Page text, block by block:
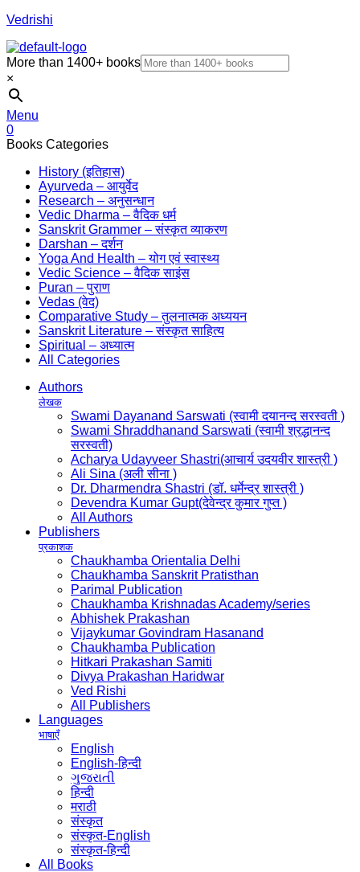
Vedrishi
More than 1400+ books
×
Menu
0
Books Categories
History (इतिहास)
Ayurveda – आयुर्वेद
Research – अनुसन्धान
Vedic Dharma – वैदिक धर्म
Sanskrit Grammer – संस्कृत व्याकरण
Darshan – दर्शन
Yoga And Health – योग एवं स्वास्थ्य
Vedic Science – वैदिक साइंस
Puran – पुराण
Vedas (वेद)
Comparative Study – तुलनात्मक अध्ययन
Sanskrit Literature – संस्कृत साहित्य
Spiritual – अध्यात्म
All Categories
Authors
लेखक
Swami Dayanand Sarswati (स्वामी दयानन्द सरस्वती )
Swami Shraddhanand Sarswati (स्वामी श्रद्धानन्द
सरस्वती)
Acharya Udayveer Shastri(आचार्य उदयवीर शास्त्री )
Ali Sina (अली सीना )
Dr. Dharmendra Shastri (डॉ. धर्मेन्द्र शास्त्री )
Devendra Kumar Gupt(देवेन्द्र कुमार गुप्त )
All Authors
Publishers
प्रकाशक
Chaukhamba Orientalia Delhi
Chaukhamba Sanskrit Pratisthan
Parimal Publication
Chaukhamba Krishnadas Academy/series
Abhishek Prakashan
Vijaykumar Govindram Hasanand
Chaukhamba Publication
Hitkari Prakashan Samiti
Divya Prakashan Haridwar
Ved Rishi
All Publishers
Languages
भाषाएँ
English
English-हिन्दी
ગુજરાતી
हिन्दी
मराठी
संस्कृत
संस्कृत-English
संस्कृत-हिन्दी
All Books